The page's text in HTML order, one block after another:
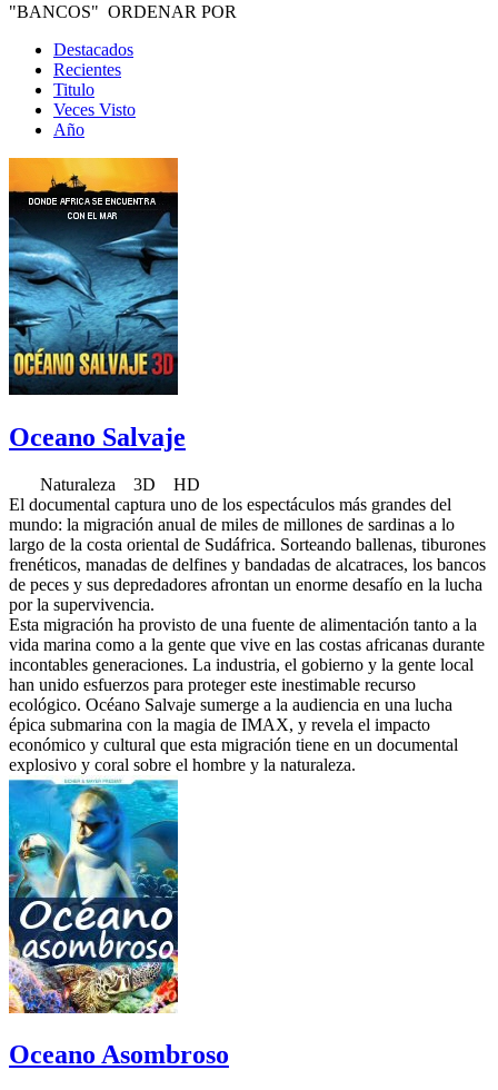
"BANCOS" ORDENAR POR
Destacados
Recientes
Titulo
Veces Visto
Año
Oceano Salvaje
Naturaleza 3D HD
El documental captura uno de los espectáculos más grandes del
mundo: la migración anual de miles de millones de sardinas a lo
largo de la costa oriental de Sudáfrica. Sorteando ballenas, tiburones
frenéticos, manadas de delfines y bandadas de alcatraces, los bancos
de peces y sus depredadores afrontan un enorme desafío en la lucha
por la supervivencia.
Esta migración ha provisto de una fuente de alimentación tanto a la
vida marina como a la gente que vive en las costas africanas durante
incontables generaciones. La industria, el gobierno y la gente local
han unido esfuerzos para proteger este inestimable recurso
ecológico. Océano Salvaje sumerge a la audiencia en una lucha
épica submarina con la magia de IMAX, y revela el impacto
económico y cultural que esta migración tiene en un documental
explosivo y coral sobre el hombre y la naturaleza.
Oceano Asombroso